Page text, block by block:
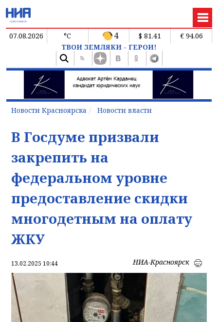
07.08.2026 °C 4 $ 81.41
€ 94.06
ТВОИ ЗЕМЛЯКИ - ГЕРОИ!
Новости Красноярска Новости власти
В Госдуме призвали
закрепить на
федеральном уровне
предоставление скидки
многодетным на оплату
ЖКУ
13.02.2025 10:44 НИА-Красноярск